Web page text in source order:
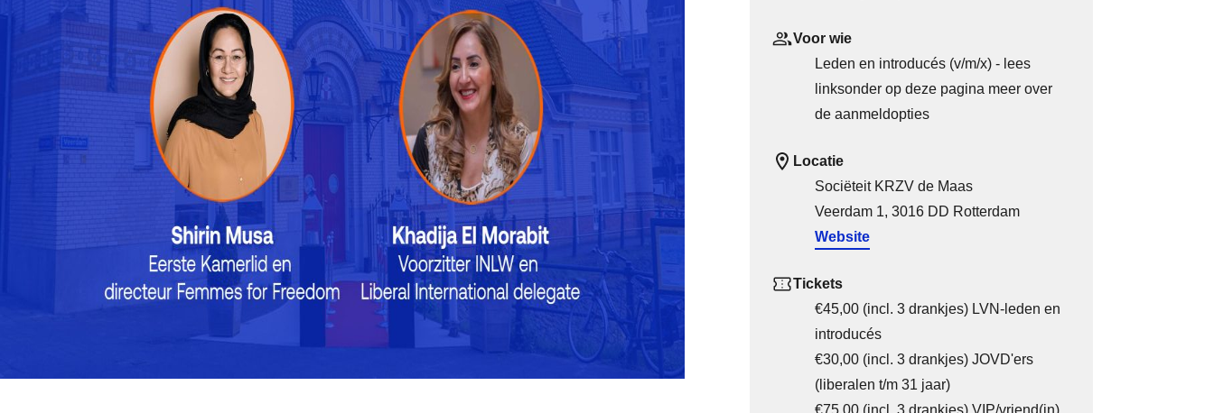
Voor wie
Leden en introducés (v/m/x) - lees
linksonder op deze pagina meer over
de aanmeldopties
Locatie
Sociëteit KRZV de Maas
Veerdam 1, 3016 DD Rotterdam
Website
Tickets
€45,00 (incl. 3 drankjes) LVN-leden en
introducés
€30,00 (incl. 3 drankjes)JOVD'ers
(liberalen t/m 31 jaar)
€75,00 (incl. 3 drankjes)VIP/vriend(in)